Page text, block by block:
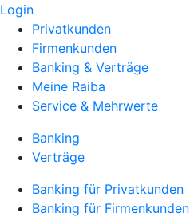
Login
Privatkunden
Firmenkunden
Banking & Verträge
Meine Raiba
Service & Mehrwerte
Banking
Verträge
Banking für Privatkunden
Banking für Firmenkunden